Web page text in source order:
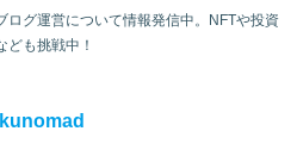
ログ運営について情報発信中。NFTや投資
ども挑戦中！